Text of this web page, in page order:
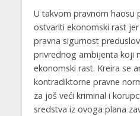
U takvom pravnom haosu
ostvariti ekonomski rast
pravna sigurnost
privrednog ambijenta koji
ekonomski rast. Kreira se
kontradiktorne pravne
za još veći kriminal i
sredstva iz ovoga plana